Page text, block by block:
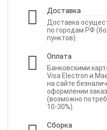
Доставка
Доставка
по городам РФ
пунктов).
Оплата
Банковскими
Visa Electron и
на сайте
оформлении
(возможно
10-30%).
Сборка